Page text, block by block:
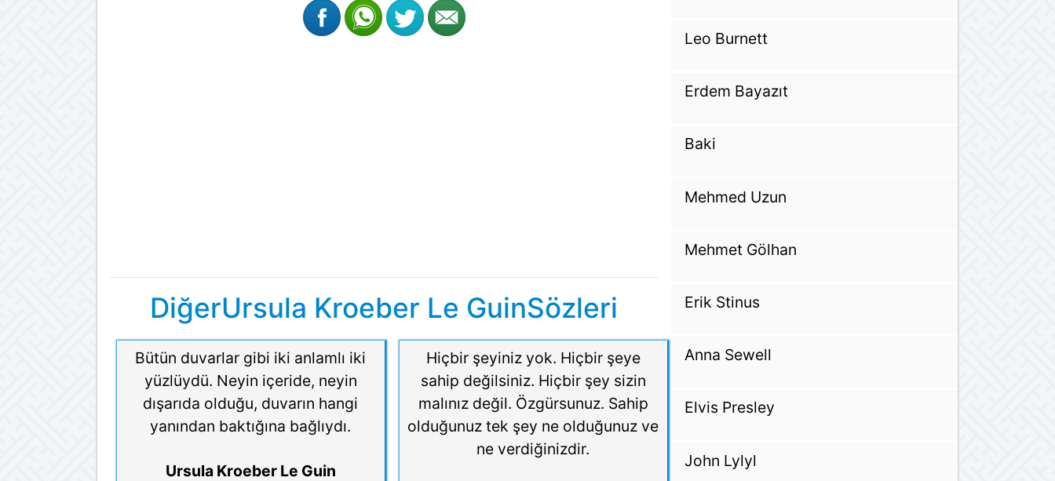
DiğerUrsula Kroeber Le GuinSözleri
Bütün duvarlar gibi iki anlamlı iki
yüzlüydü. Neyin içeride, neyin
dışarıda olduğu, duvarın hangi
yanından baktığına bağlıydı.
Ursula Kroeber Le Guin
Hiçbir şeyiniz yok. Hiçbir şeye
sahip değilsiniz. Hiçbir şey sizin
malınız değil. Özgürsunuz. Sahip
olduğunuz tek şey ne olduğunuz ve
ne verdiğinizdir.
Leo Burnett
Erdem Bayazıt
Baki
Mehmed Uzun
Mehmet Gölhan
Erik Stinus
Anna Sewell
Elvis Presley
John Lylyl